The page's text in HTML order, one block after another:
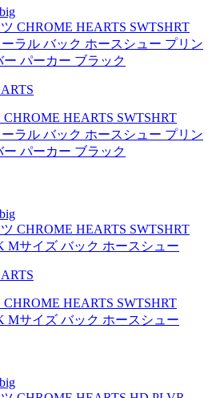
HEARTS SWTSHRT
ラル バック ホースシュー プリン
ー パーカー ブラック
HEARTS SWTSHRT
Mサイズ バック ホースシュー